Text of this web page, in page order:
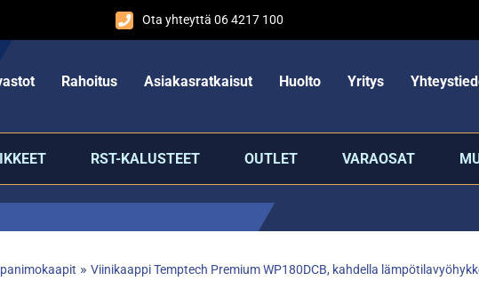
Ota yhteyttä 06 4217 100
Rahoitus Asiakasratkaisut Huolto Yritys
RST-KALUSTEET OUTLET VARAOSAT
» Viinikaappi Temptech Premium WP180DCB, kahdella